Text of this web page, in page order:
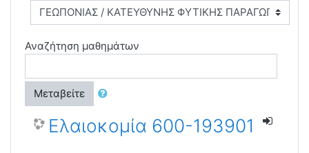
Αναζήτηση μαθημάτων
Μεταβείτε
Ελαιοκομία 600-193901